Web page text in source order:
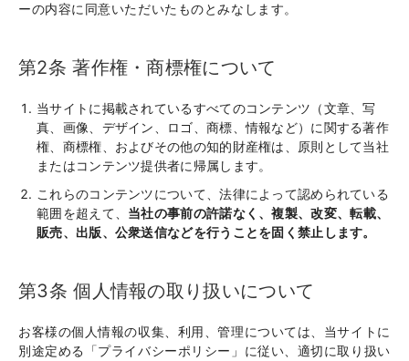
ーの内容に同意いただいたものとみなします。
第2条 著作権・商標権について
当サイトに掲載されているすべてのコンテンツ（文章、写
真、画像、デザイン、ロゴ、商標、情報など）に関する著作
権、商標権、およびその他の知的財産権は、原則として当社
またはコンテンツ提供者に帰属します。
これらのコンテンツについて、法律によって認められている
範囲を超えて、 当社の事前の許諾なく、複製、改変、転載、
販売、出版、公衆送信などを行うことを固く禁止します。
第3条 個人情報の取り扱いについて
お客様の個人情報の収集、利用、管理については、当サイトに
別途定める「プライバシーポリシー」に従い、適切に取り扱い